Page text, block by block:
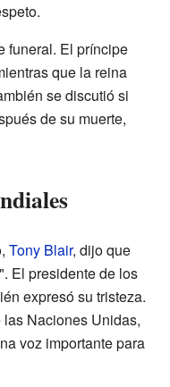
funeral. El príncipe
que la reina
se discutió si
de su muerte,
Tony Blair, dijo que
El presidente de los
expresó su tristeza.
Naciones Unidas,
voz importante para